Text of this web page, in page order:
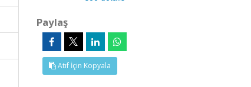
Paylaş
Atıf İçin Kopyala